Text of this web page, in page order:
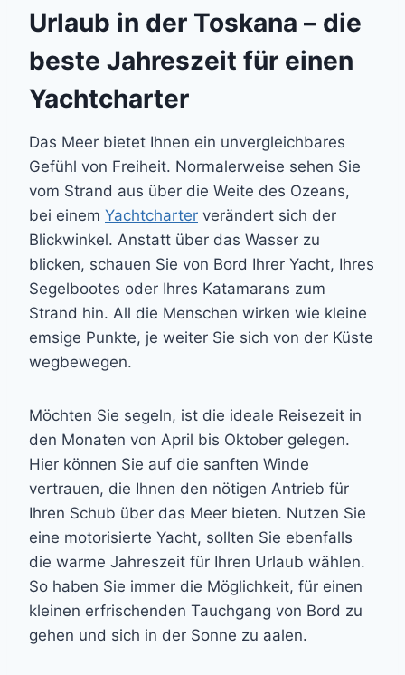
Urlaub in der Toskana – die
beste Jahreszeit für einen
Yachtcharter
Das Meer bietet Ihnen ein unvergleichbares
Gefühl von Freiheit. Normalerweise sehen Sie
vom Strand aus über die Weite des Ozeans,
bei einem Yachtcharter verändert sich der
Blickwinkel. Anstatt über das Wasser zu
blicken, schauen Sie von Bord Ihrer Yacht, Ihres
Segelbootes oder Ihres Katamarans zum
Strand hin. All die Menschen wirken wie kleine
emsige Punkte, je weiter Sie sich von der Küste
wegbewegen.
Möchten Sie segeln, ist die ideale Reisezeit in
den Monaten von April bis Oktober gelegen.
Hier können Sie auf die sanften Winde
vertrauen, die Ihnen den nötigen Antrieb für
Ihren Schub über das Meer bieten. Nutzen Sie
eine motorisierte Yacht, sollten Sie ebenfalls
die warme Jahreszeit für Ihren Urlaub wählen.
So haben Sie immer die Möglichkeit, für einen
kleinen erfrischenden Tauchgang von Bord zu
gehen und sich in der Sonne zu aalen.